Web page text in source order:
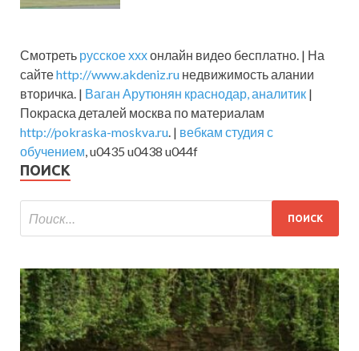
Смотреть русское хххонлайн видео бесплатно. | На
сайтеhttp://www.akdeniz.ru недвижимость алании
вторичка. | Ваган Арутюнян краснодар, аналитик |
Покраска деталей москва по материалам
http://pokraska-moskva.ru. | вебкам студия с
обучением, u0435 u0438 u044f
ПОИСК